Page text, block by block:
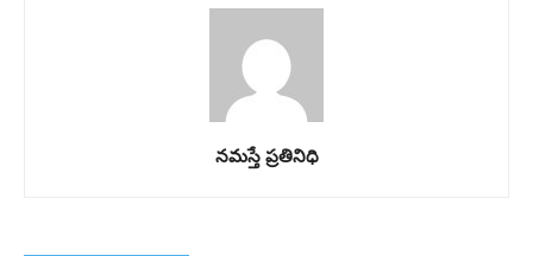
నమస్తే ప్రతినిధి